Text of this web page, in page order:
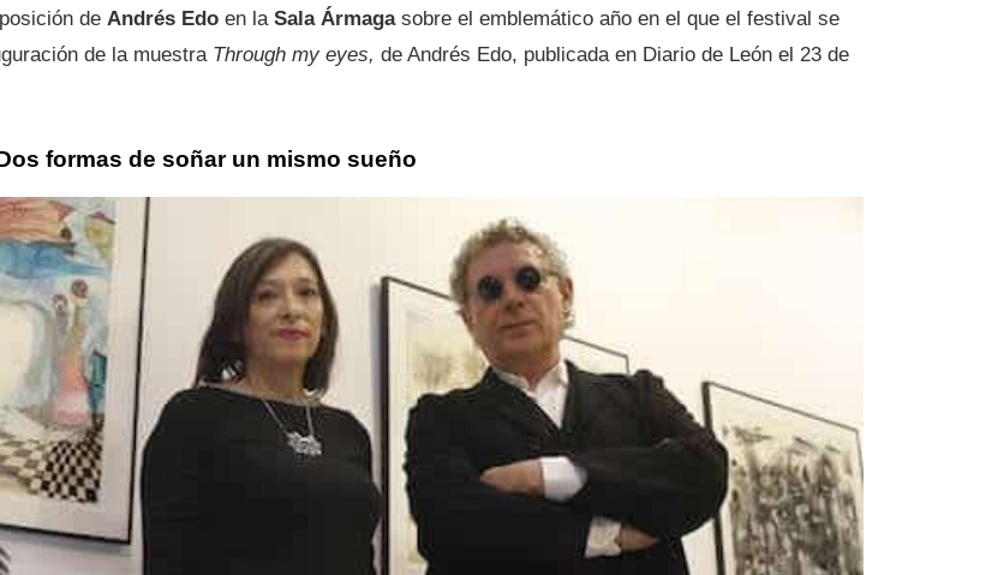
de Andrés Edo en la Sala Ármagasobre el emblemático año en el que el festival se
de la muestra Through my eyes, de Andrés Edo, publicada en Diario de León el 23 de
formas de soñar un mismo sueño